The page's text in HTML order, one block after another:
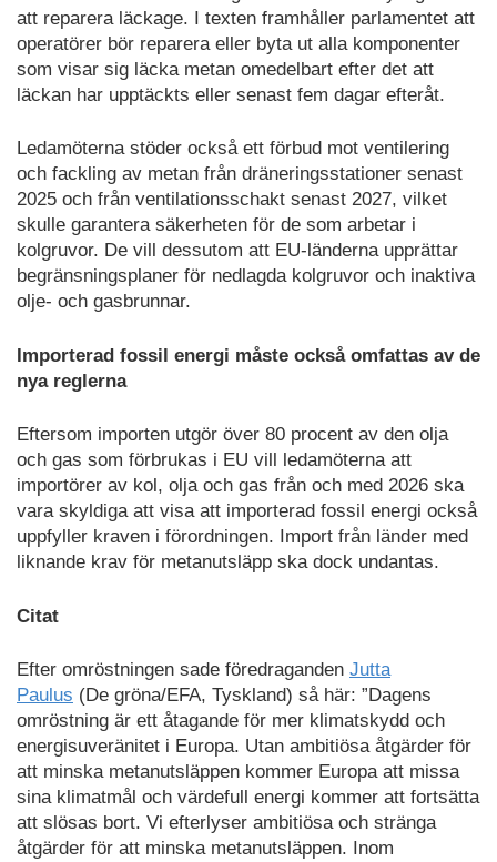
att reparera läckage. I texten framhåller parlamentet att
operatörer bör reparera eller byta ut alla komponenter
som visar sig läcka metan omedelbart efter det att
läckan har upptäckts eller senast fem dagar efteråt.
Ledamöterna stöder också ett förbud mot ventilering
och fackling av metan från dräneringsstationer senast
2025 och från ventilationsschakt senast 2027, vilket
skulle garantera säkerheten för de som arbetar i
kolgruvor. De vill dessutom att EU-länderna upprättar
begränsningsplaner för nedlagda kolgruvor och inaktiva
olje- och gasbrunnar.
Importerad fossil energi måste också omfattas av de
nya reglerna
Eftersom importen utgör över 80 procent av den olja
och gas som förbrukas i EU vill ledamöterna att
importörer av kol, olja och gas från och med 2026 ska
vara skyldiga att visa att importerad fossil energi också
uppfyller kraven i förordningen. Import från länder med
liknande krav för metanutsläpp ska dock undantas.
Citat
Efter omröstningen sade föredraganden Jutta
Paulus (De gröna/EFA, Tyskland) så här: ”Dagens
omröstning är ett åtagande för mer klimatskydd och
energisuveränitet i Europa. Utan ambitiösa åtgärder för
att minska metanutsläppen kommer Europa att missa
sina klimatmål och värdefull energi kommer att fortsätta
att slösas bort. Vi efterlyser ambitiösa och stränga
åtgärder för att minska metanutsläppen. Inom